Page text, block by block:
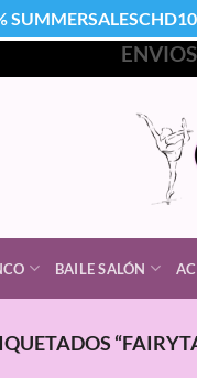
BAILE SALÓN